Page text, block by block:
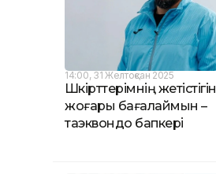
14:00, 31 Желтоқсан 2025
Шәкірттерімнің жетістігін
жоғары бағалаймын –
таэквондо бапкері